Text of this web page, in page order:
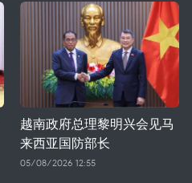
越南政府总理黎明兴会见马
来西亚国防部长
05/08/2026 12:55